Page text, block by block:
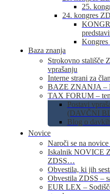
25.
24. kongres
Kongres
Baza znanja
Strokovno stališče
vprašanju
Interne strani za
BAZE ZNANJA –
TAX FORUM –
Postavi
(DAVČNI
Blog o
Novice
Naroči se na
Iskalnik NOVICE
ZDSS…
Obvestila, ki jih
Obvestila ZDSS –
EUR LEX –